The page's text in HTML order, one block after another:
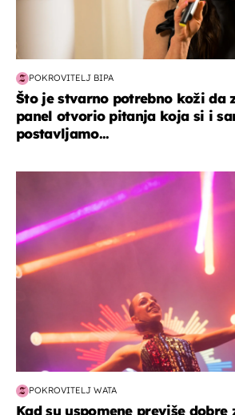
POKROVITELJ BIPA
Što je stvarno potrebno koži da
panel otvorio pitanja koja si i
postavljamo...
POKROVITELJ WATA
Kad su uspomene previše dobre